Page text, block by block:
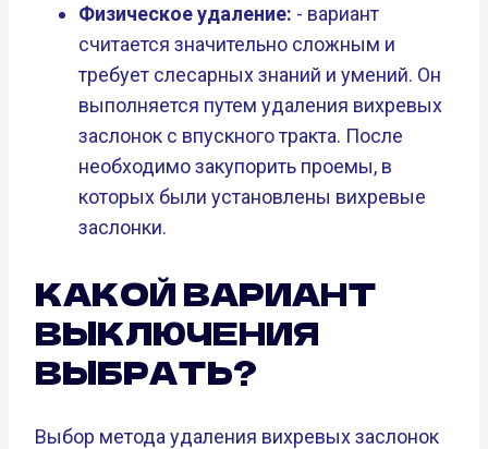
Физическое удаление: - вариант
считается значительно сложным и
требует слесарных знаний и умений. Он
выполняется путем удаления вихревых
заслонок с впускного тракта. После
необходимо закупорить проемы, в
которых были установлены вихревые
заслонки.
КАКОЙ ВАРИАНТ
ВЫКЛЮЧЕНИЯ
ВЫБРАТЬ?
Выбор метода удаления вихревых заслонок